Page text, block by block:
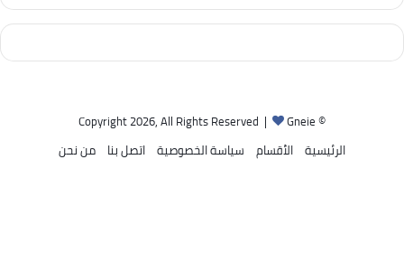
© Copyright 2026, All Rights Reserved |
Gneie
الرئيسية الأقسام سياسة الخصوصية اتصل بنا من نحن